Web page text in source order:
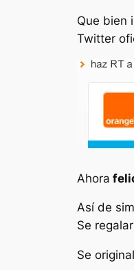
Que bien
Twitter
Ahora
Así de
Se
Se